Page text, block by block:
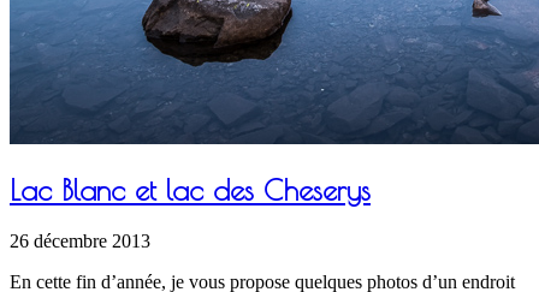
Lac Blanc et lac des Cheserys
26 décembre 2013
En cette fin d’année, je vous propose quelques photos d’un endroit